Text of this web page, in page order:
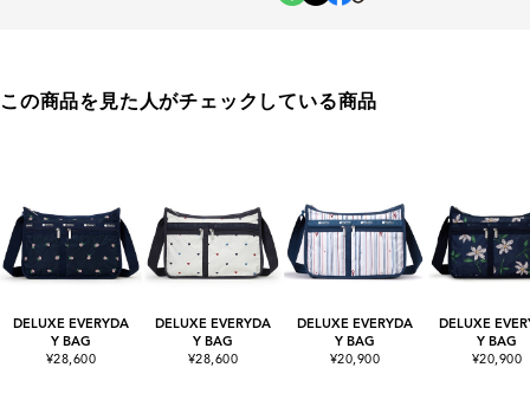
この商品を見た人がチェックしている商品
DELUXE EVERYDA
Y BAG
¥28,600
DELUXE EVERYDA
Y BAG
¥28,600
DELUXE EVERYDA
Y BAG
¥20,900
DELUXE
Y BAG
¥20,900